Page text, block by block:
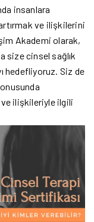
insanlara
ve ilişkilerini
Akademi olarak,
size cinsel sağlık
hedefliyoruz. Siz de
ve ilişkileriyle ilgili